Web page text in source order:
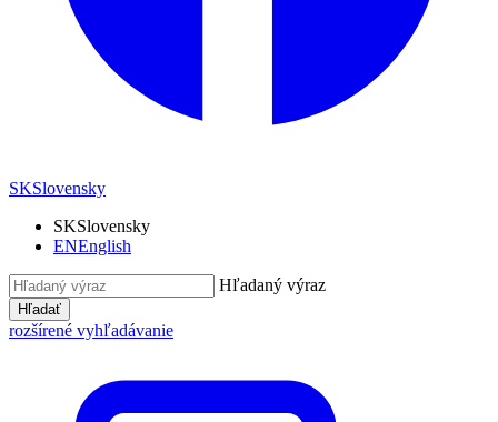
SKSlovensky
SKSlovensky
ENEnglish
Hľadaný výraz
Hľadať
rozšírené vyhľadávanie